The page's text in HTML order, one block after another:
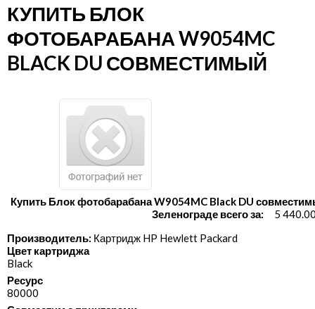
КУПИТЬ БЛОК
ФОТОБАРАБАНА W9054MC
BLACK DU СОВМЕСТИМЫЙ
Купить Блок фотобарабана W9054MC Black DU
Зеленограде всего за:
5
Производитель: Картридж HP Hewlett Packard
Цвет картриджа
Black
Ресурс
80000